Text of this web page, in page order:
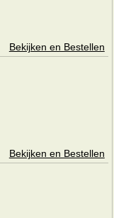
Bekijken en Bestellen
Bekijken en Bestellen